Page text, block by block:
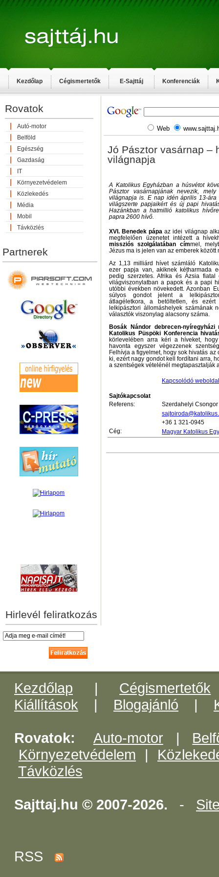
Kezdőlap Cégismertetők E-Sajttáj Konferenciák
Rovatok
Autó-motor
Belföld
Egészség
Gazdaság
IT
Környezetvédelem
Közlekedés
Média
Mobil
Távközlés
Partnerek
Hirlevél feliratkozás
Web
Jó Pásztor vasárnap –
világnapja
A Katolikus Egyházban a húsvétot
Pásztor vasárnapjának nevezik,
világnapja is. E nap idén április 13-ára
világszerte papjaikért és új papi
Hazánkban a hatmillió katolikus
papra 2600 hívő.
XVI. Benedek pápa az idei világnap
megfelelően üzenetet intézett a
missziós szolgálatában címmel,
Jézus ma is jelen van az emberek
Az 1,13 milliárd hívet számláló
ezer papja van, akiknek kétharmada
pedig szerzetes. Afrika és Ázsia fiatal
világviszonylatban a papok és a papi
utóbbi években növekedett. Azonban
súlyos gondot jelent a
átlagéletkora, a betöltetlen, és ezért
lelkipásztori állomáshelyek számának
választók viszonylag alacsony száma.
Bosák Nándor debrecen-nyíregyházi
Katolikus Püspöki Konferencia
körlevelében arra kéri a híveket,
havonta egyszer végezzenek
Felhívja a figyelmet, hogy sok hivatás
ki, ezért nagy gondot kell fordítani arra,
a szentségek vételénél megtapasztalják
Kapcsolódó weboldal
Sajtókapcsolat
Referens:
Szerdahelyi Csongor
+36 1 321-0945
Cég:
Magyar Katolikus
Kezdőlap | Cégismertetők
Kiállítások | Blogajánló |
Rovatok: Auto-motor|
Környezetvédelem |
Távközlés
Sajttaj.hu © 2007-2026. -
RSS